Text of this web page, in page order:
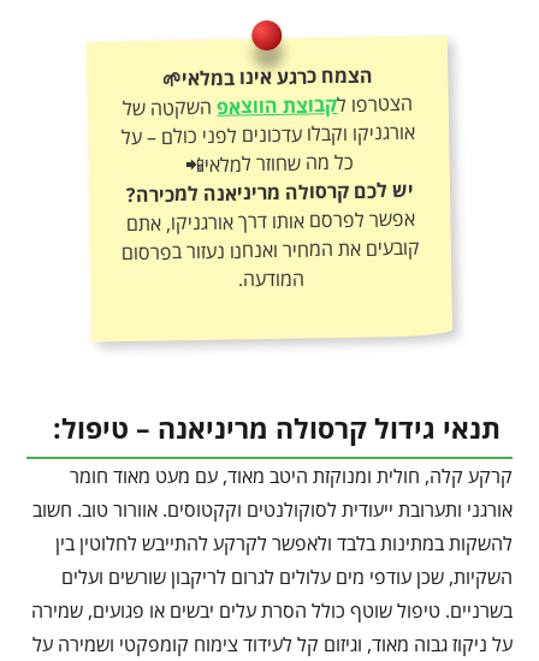
הצמח כרגע אינו במלאי🌱
הצטרפו לקבוצת הווצאפהשקטה של
אורגניקו וקבלו עדכונים לפני כולם – על
כל מה שחוזר למלאי📲
יש לכם קרסולה מריניאנה למכירה?
אפשר לפרסם אותו דרך אורגניקו, אתם
קובעים את המחיר ואנחנו נעזור בפרסום
המודעה.
תנאי גידול קרסולה מריניאנה – טיפול:
קרקע קלה, חולית ומנוקזת היטב מאוד, עם מעט מאוד חומר
אורגני ותערובת ייעודית לסוקולנטים וקקטוסים. אוורור טוב. חשוב
להשקות במתינות בלבד ולאפשר לקרקע להתייבש לחלוטין בין
השקיות, שכן עודפי מים עלולים לגרום לריקבון שורשים ועלים
בשרניים. טיפול שוטף כולל הסרת עלים יבשים או פגועים, שמירה
על ניקוז גבוה מאוד, וגיזום קל לעידוד צימוח קומפקטי ושמירה על